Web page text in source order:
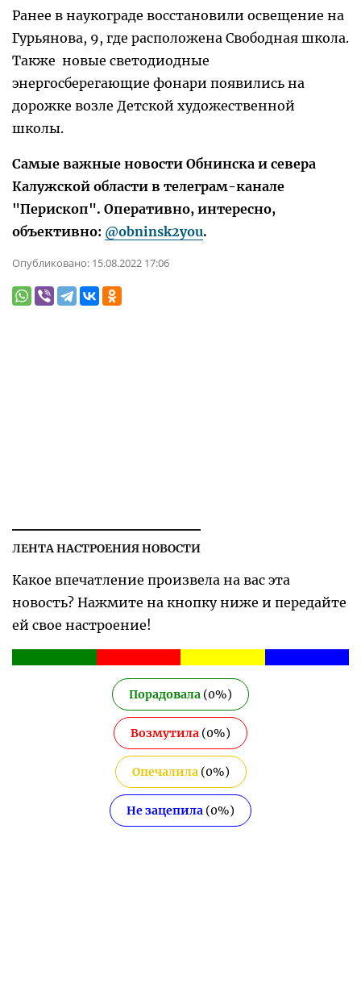
Ранее в наукограде восстановили освещение на
Гурьянова, 9, где расположена Свободная школа.
Также новые светодиодные
энергосберегающие фонари появились на
дорожке возле Детской художественной
школы.
Самые важные новости Обнинска и севера
Калужской области в телеграм-канале
"Перископ". Оперативно, интересно,
объективно: @obninsk2you.
Опубликовано: 15.08.2022 17:06
ЛЕНТА НАСТРОЕНИЯ НОВОСТИ
Какое впечатление произвела на вас эта
новость? Нажмите на кнопку ниже и передайте
ей свое настроение!
Порадовала (0%)
Возмутила (0%)
Опечалила(0%)
Не зацепила (0%)